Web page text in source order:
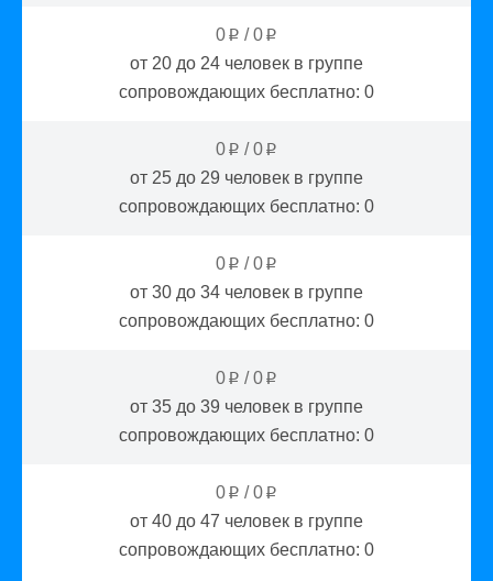
0 p /0 p
от 20 до 24 человек в группе
сопровождающих бесплатно: 0
0 p /0 p
от 25 до 29 человек в группе
сопровождающих бесплатно: 0
0 p /0 p
от 30 до 34 человек в группе
сопровождающих бесплатно: 0
0 p /0 p
от 35 до 39 человек в группе
сопровождающих бесплатно: 0
0 p /0 p
от 40 до 47 человек в группе
сопровождающих бесплатно: 0